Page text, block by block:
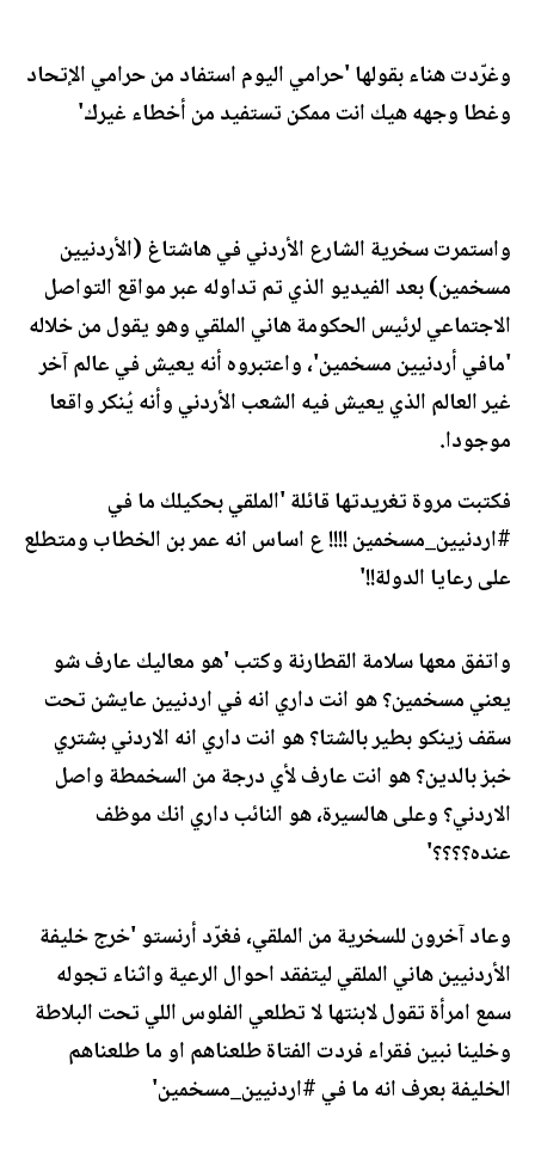
وغرّدت هناء بقولها 'حرامي اليوم استفاد من حرامي الإتحاد
وغطا وجهه هيك انت ممكن تستفيد من أخطاء غيرك'
واستمرت سخرية الشارع الأردني في هاشتاغ (الأردنيين
مسخمين) بعد الفيديو الذي تم تداوله عبر مواقع التواصل
الاجتماعي لرئيس الحكومة هاني الملقي وهو يقول من خلاله
'مافي أردنيين مسخمين'، واعتبروه أنه يعيش في عالم آخر
غير العالم الذي يعيش فيه الشعب الأردني وأنه يُنكر واقعا
موجودا.
فكتبت مروة تغريدتها قائلة 'الملقي بحكيلك ما في
#اردنيين_مسخمين !!!! ع اساس انه عمر بن الخطاب ومتطلع
على رعايا الدولة!!'
واتفق معها سلامة القطارنة وكتب 'هو معاليك عارف شو
يعني مسخمين؟ هو انت داري انه في اردنيين عايشن تحت
سقف زينكو بطير بالشتا؟ هو انت داري انه الاردني بشتري
خبز بالدين؟ هو انت عارف لأي درجة من السخمطة واصل
الاردني؟ وعلى هالسيرة، هو النائب داري انك موظف
عنده؟؟؟؟'
وعاد آخرون للسخرية من الملقي، فغرّد أرنستو 'خرج خليفة
الأردنيين هاني الملقي ليتفقد احوال الرعية واثناء تجوله
سمع امرأة تقول لابنتها لا تطلعي الفلوس اللي تحت البلاطة
وخلينا نبين فقراء فردت الفتاة طلعناهم او ما طلعناهم
الخليفة بعرف انه ما في #اردنيين_مسخمين'